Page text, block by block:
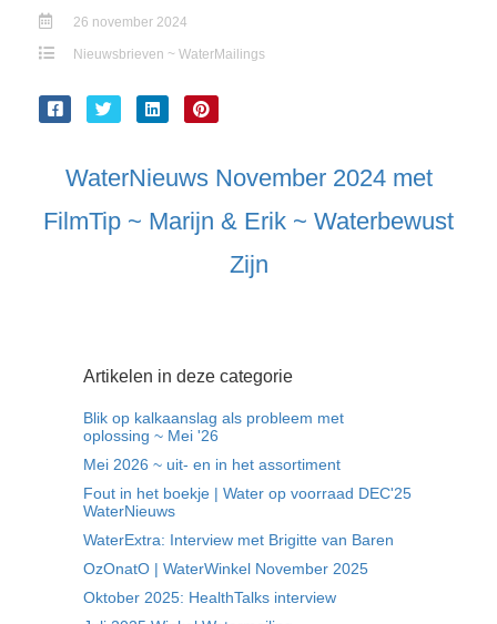
26 november 2024
Nieuwsbrieven ~ WaterMailings
WaterNieuws November 2024 met
FilmTip ~ Marijn & Erik ~ Waterbewust
Zijn
Artikelen in deze categorie
Blik op kalkaanslag als probleem met
oplossing ~ Mei '26
Mei 2026 ~ uit- en in het assortiment
Fout in het boekje | Water op voorraad DEC'25
WaterNieuws
WaterExtra: Interview met Brigitte van Baren
OzOnatO | WaterWinkel November 2025
Oktober 2025: HealthTalks interview